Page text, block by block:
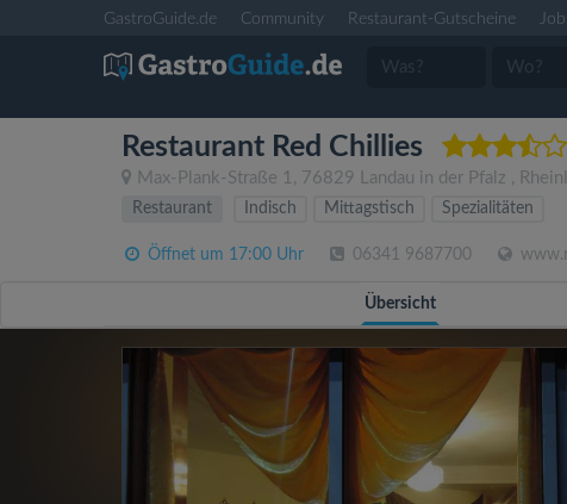
GastroGuide.de Community Restaurant-Gutscheine
Restaurant Red Chillies
Max-Plank-Straße 1 , 76829 Landau in der Pfalz ,
Restaurant Indisch Mittagstisch Spezialitäten
Öffnet um 17:00 Uhr 06341 9687700
Übersicht